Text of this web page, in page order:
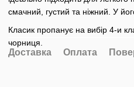
смачний, густий та ніжний. У
Класик пропанує на вибір 4-и
чорниця.
Доставка Оплата